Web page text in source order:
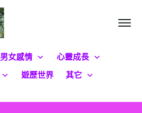
男女感情 心靈成長
遊歷世界 其它